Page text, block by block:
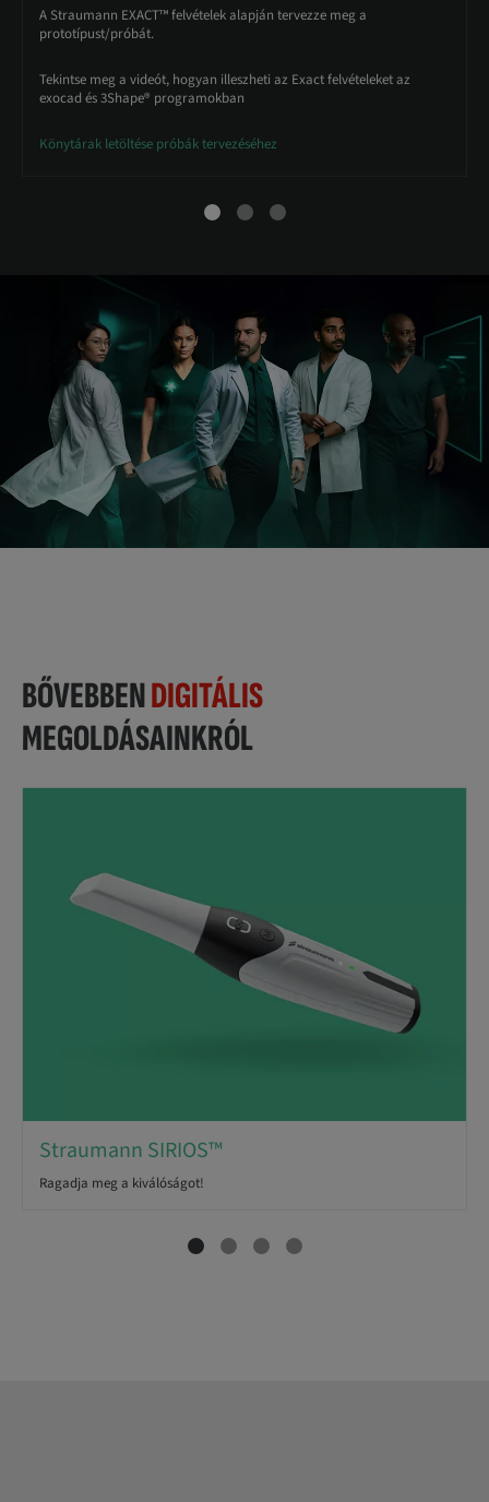
A Straumann EXACT™ felvételek alapján tervezze meg a
prototípust/próbát.
Tekintse meg a videót, hogyan illeszheti az Exact felvételeket az
exocad és 3Shape® programokban
Könytárak letöltése próbák tervezéséhez
BŐVEBBENDIGITÁLIS
MEGOLDÁSAINKRÓL
Straumann SIRIOS™
Ragadja meg a kiválóságot!